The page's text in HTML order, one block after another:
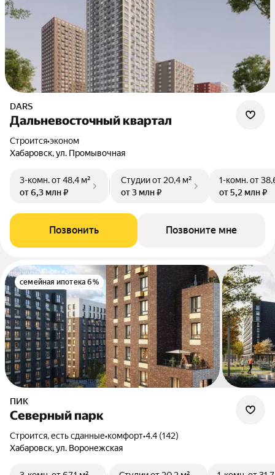
DARS
Дальневосточный квартал
Строится•эконом
Хабаровск, ул. Промывочная
3-комн.от 48,4 м²
от 6,3 млн ₽
Студииот 20,4 м²
от 3 млн ₽
1-комн.от
от 5,2 млн ₽
Позвонить Позвоните мне
семейная ипотека 6%
ПИК
Северный парк
Строится, есть сданные•комфорт•4.4 (142)
Хабаровск, ул. Воронежская